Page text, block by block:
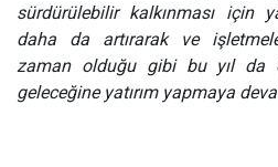
sürdürülebilir kalkınması için
daha da artırarak ve
zaman olduğu gibi bu yıl da
geleceğine yatırım yapmaya